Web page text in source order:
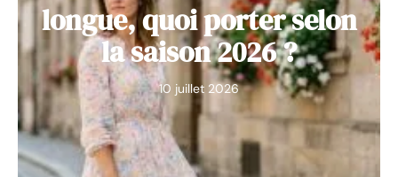
longue, quoi porter selon
la saison 2026 ?
10 juillet 2026